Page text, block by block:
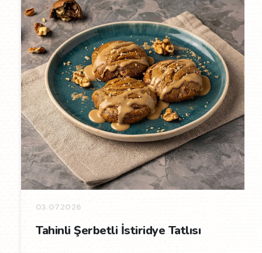
03.07.2026
Tahinli Şerbetli İstiridye Tatlısı